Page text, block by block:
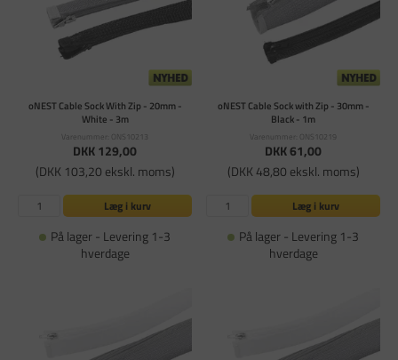
oNEST Cable Sock With Zip - 20mm -
White - 3m
Varenummer: ONS10213
DKK 129,00
(DKK 103,20 ekskl. moms)
Læg i kurv
På lager - Levering 1-3
hverdage
oNEST Cable Sock with Zip - 30mm -
Black - 1m
Varenummer: ONS10219
DKK 61,00
(DKK 48,80 ekskl. moms)
Læg i kurv
På lager - Levering 1-3
hverdage